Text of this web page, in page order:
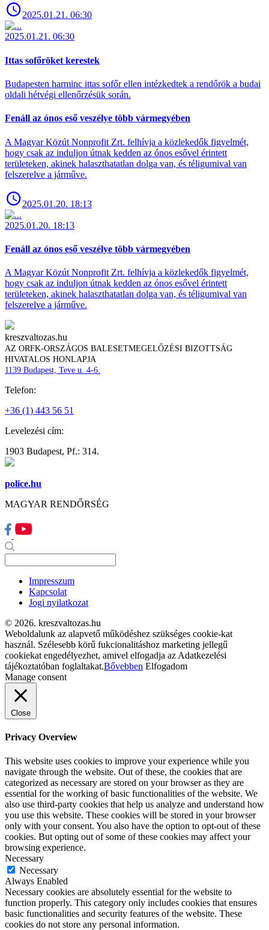
2025.01.21. 06:30
2025.01.21. 06:30
Ittas sofőröket kerestek
Budapesten harminc ittas sofőr ellen intézkedtek a rendőrök a budai
oldali hétvégi ellenőrzésük során.
Fenáll az ónos eső veszélye több vármegyében
A Magyar Közút Nonprofit Zrt. felhívja a közlekedők figyelmét,
hogy csak az induljon útnak kedden az ónos esővel érintett
területeken, akinek halaszthatatlan dolga van, és téligumival van
felszerelve a járműve.
2025.01.20. 18:13
2025.01.20. 18:13
Fenáll az ónos eső veszélye több vármegyében
A Magyar Közút Nonprofit Zrt. felhívja a közlekedők figyelmét,
hogy csak az induljon útnak kedden az ónos esővel érintett
területeken, akinek halaszthatatlan dolga van, és téligumival van
felszerelve a járműve.
kreszvaltozas.hu
AZ ORFK-ORSZÁGOS BALESETMEGELŐZÉSI BIZOTTSÁG
HIVATALOS HONLAPJA
1139 Budapest, Teve u. 4-6.
Telefon:
+36 (1) 443 56 51
Levelezési cím:
1903 Budapest, Pf.: 314.
police.hu
MAGYAR RENDŐRSÉG
Impresszum
Kapcsolat
Jogi nyilatkozat
© 2026. kreszvaltozas.hu
Weboldalunk az alapvető működéshez szükséges cookie-kat
használ. Szélesebb körű fukcionalitáshoz marketing jellegű
cookiekat engedélyezhet, amivel elfogadja az Adatkezelési
tájékoztatóban foglaltakat.Bővebben Elfogadom
Manage consent
Close
Privacy Overview
This website uses cookies to improve your experience while you
navigate through the website. Out of these, the cookies that are
categorized as necessary are stored on your browser as they are
essential for the working of basic functionalities of the website. We
also use third-party cookies that help us analyze and understand how
you use this website. These cookies will be stored in your browser
only with your consent. You also have the option to opt-out of these
cookies. But opting out of some of these cookies may affect your
browsing experience.
Necessary
Necessary
Always Enabled
Necessary cookies are absolutely essential for the website to
function properly. This category only includes cookies that ensures
basic functionalities and security features of the website. These
cookies do not store any personal information.